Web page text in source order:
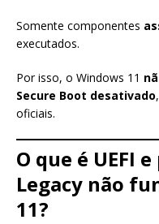
Somente componentes
executados.
Por isso, o Windows 11
Secure Boot desativado
oficiais.
O que é UEFI
Legacy não
11?